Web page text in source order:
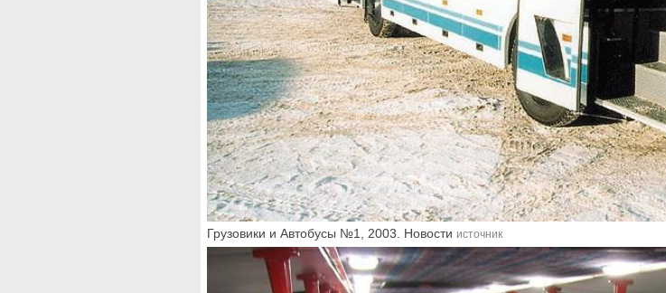
Грузовики и Автобусы №1, 2003. Новости источник